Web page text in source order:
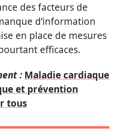
des facteurs de
d’information
en place de mesures
efficaces.
: Maladie cardiaque
et prévention
tous